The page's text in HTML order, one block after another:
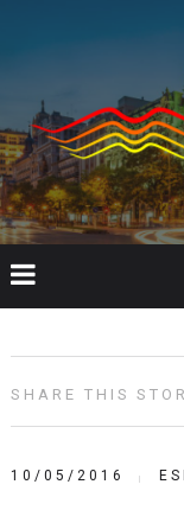
SHARE THIS
10/05/2016